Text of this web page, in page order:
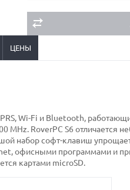
ЦЕНЫ
Wi-Fi и Bluetooth,
MHz. RoverPC S6 отличается
набор софт-клавиш
офисными программами и
картами microSD.